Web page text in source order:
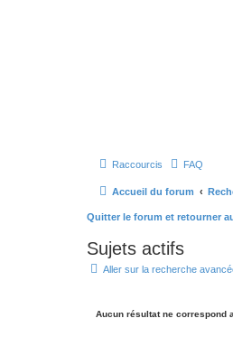
Raccourcis FAQ
Accueil du forum
Quitter le forum et retourner
Sujets actifs
Aller sur la recherche
Aucun résultat ne correspond